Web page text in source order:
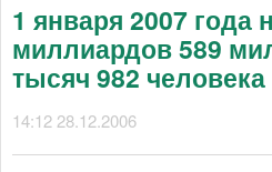
1 января 2007 года
миллиардов 589
тысяч 982 человека
14:12 28.12.2006